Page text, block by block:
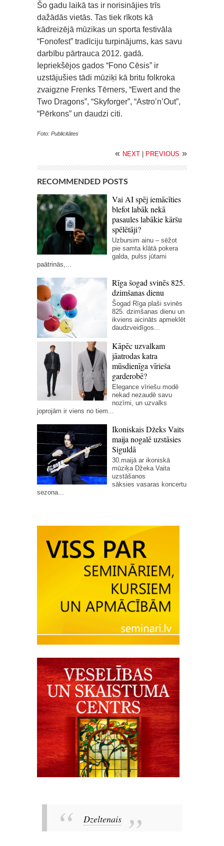
Šo gadu laikā tas ir norisinājies trīs
dažādās vietās. Tas tiek rīkots kā
kādreizējā mūzikas un sporta festivāla
“Fonofest” tradīciju turpinājums, kas savu
darbību pārtrauca 2012. gadā.
Iepriekšējos gados “Fono Cēsis” ir
uzstājušies tādi mūziķi kā britu folkroka
zvaigzne Frenks Tērners, “Ewert and the
Two Dragons”, “Skyforger”, “Astro’n’Out”,
“Pērkons” un daudzi citi.
Foto: Publicitātes
« NEXT | PREVIOUS »
RECOMMENDED POSTS
Vai AI spēj iemācīties
blefot labāk nekā
pasaules labākie kāršu
spēlētāji?
Uzbursim ainu – sēžot
pie samta klātā pokera
galda, pulss jūtami
paātrinās,...
Rīga šogad svinēs 825.
dzimšanas dienu
Šogad Rīga plaši svinēs
825. dzimšanas dienu un
ikviens aicināts apmeklēt
daudzveidīgos...
Kāpēc uzvalkam
jāatrodas katra
mūsdienīga vīrieša
garderobē?
Elegance vīriešu modē
nekad nezaudē savu
nozīmi, un uzvalks
joprojām ir viens no tiem...
Ikoniskais Džeks Vaits
maija nogalē uzstāsies
Siguldā
30.maijā ar ikoniskā
mūziķa Džeka Vaita
uzstāšanos
sāksies vasaras koncertu
sezona...
Dzeltenais